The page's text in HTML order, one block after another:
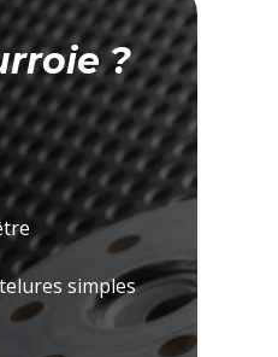
?
simples